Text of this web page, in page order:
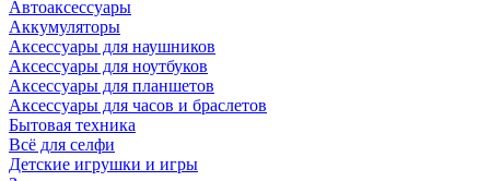
Автоаксессуары
Аккумуляторы
Аксессуары для наушников
Аксессуары для ноутбуков
Аксессуары для планшетов
Аксессуары для часов и браслетов
Бытовая техника
Всё для селфи
Детские игрушки и игры